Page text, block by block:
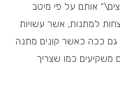
אותם על פי מיטב
למתנות, אשר עשויות
גם ככה כאשר קונים מתנה
משקיעים כמו שצריך